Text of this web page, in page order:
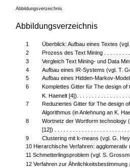
Abbildungsverzeichnis
Abbildungsverzeichnis
1
Überblick: Aufbau eines Textes
2
Prozess des Text Mining . . . . . . . .
3
Vergleich Text Mining- und Data
4
Aufbau eines IR-Systems (vgl. T.
5
Aufbau eines Hidden-Markov-
6
Komplettes Gitter für The design of
K. Haenelt [4]). . . . . . . . . . . . . . . . .
7
Reduziertes Gitter für The design
Algorithmus (in Anlehnung an K.
8
Wortnetz der Wortform technology
[12]) . . . . . . . . . . . . . . . . . . . . . . . .
9
Clustering mit k-means (vgl. G.
10 Hierarchische Verfahren:
11 Schmetterlingsproblem (vgl. S.
12 Verfahren zur Ähnlichkeitsbestimmung